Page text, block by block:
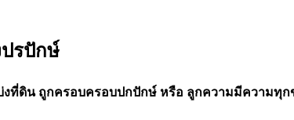
รปักษ์
ดิน ถูกครอบครอบปกปักษ์ หรือ ลูกความมีความทุ